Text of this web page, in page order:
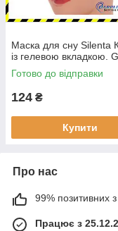
Маска для сну Silenta
із гелевою вкладкою.
Готово до відправки
124 ₴
Купити
Про нас
99% позитивних з
Працює з